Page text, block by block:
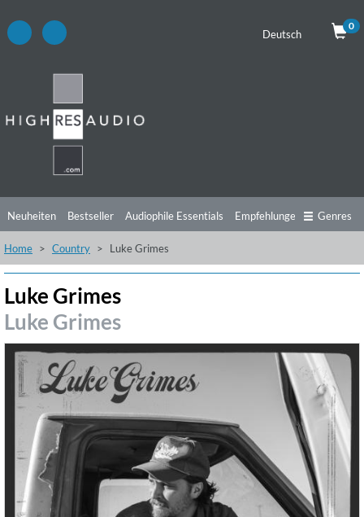
Deutsch
0
Neuheiten Bestseller Audiophile Essentials Empfehlungen
Hörtipps Top Alben Angebote
Genres
Home Country Luke Grimes
Luke Grimes
Luke Grimes